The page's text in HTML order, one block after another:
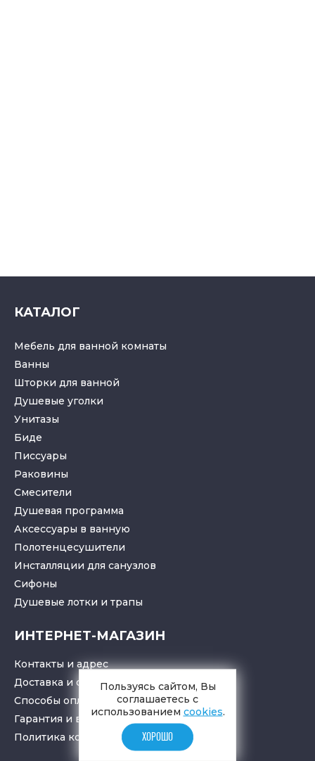
КАТАЛОГ
Мебель для ванной комнаты
Ванны
Шторки для ванной
Душевые уголки
Унитазы
Биде
Писсуары
Раковины
Смесители
Душевая программа
Аксессуары в ванную
Полотенцесушители
Инсталляции для санузлов
Cифоны
Душевые лотки и трапы
ИНТЕРНЕТ-МАГАЗИН
Контакты и адрес
Доставка и самовывоз
Способы оплаты
Гарантия и возврат товара
Политика конфиденциальности
Пользуясь сайтом, Вы
соглашаетесь с
использованием cookies.
ХОРОШО